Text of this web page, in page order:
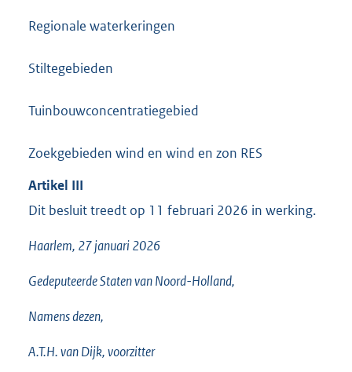
Regionale waterkeringen
Stiltegebieden
Tuinbouwconcentratiegebied
Zoekgebieden wind en wind en zon RES
Artikel III
Dit besluit treedt op 11 februari 2026 in werking.
Haarlem, 27 januari 2026
Gedeputeerde Staten van Noord-Holland,
Namens dezen,
A.T.H. van Dijk, voorzitter